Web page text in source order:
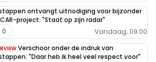
ontvangt uitnodiging voor bijzonder
project: "Staat op zijn radar"
Vandaag, 09:00
0
Verschoor onder de indruk van
"Daar heb ik heel veel respect voor"